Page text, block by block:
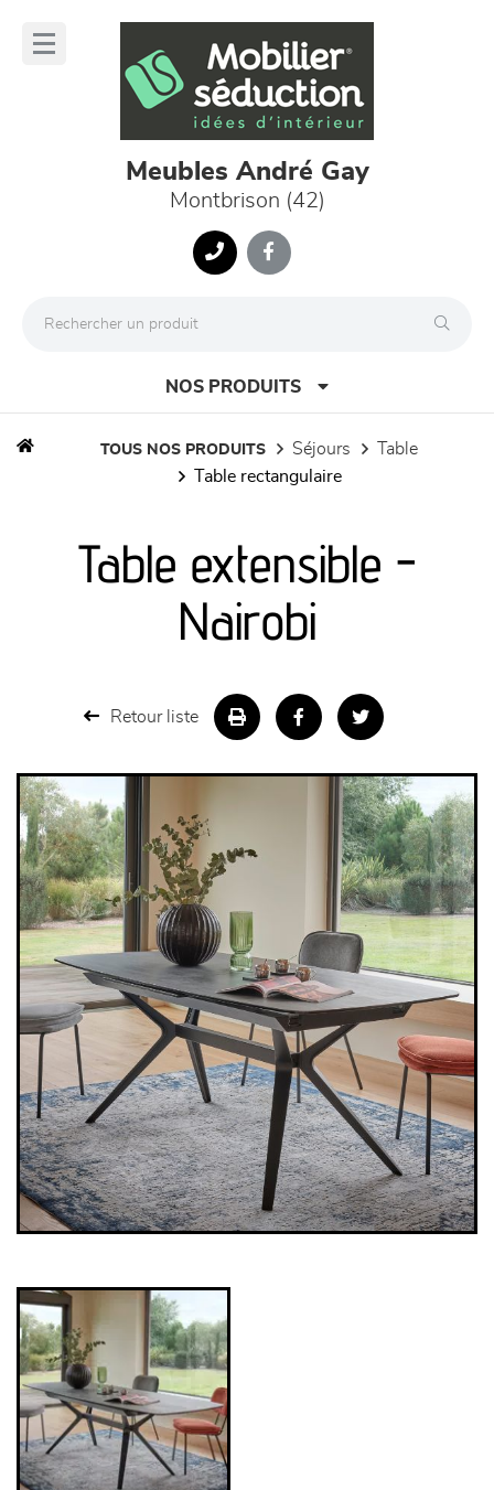
Meubles André Gay
Montbrison (42)
NOS PRODUITS
meubles de complément
décoration
TOUS NOS PRODUITS séjours
table
table rectangulaire
Table extensible -
Nairobi
Retour liste